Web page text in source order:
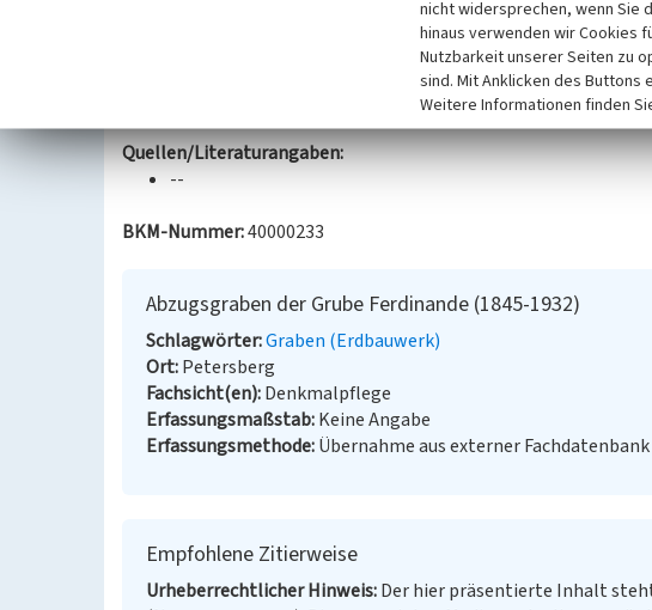
Quellen/Literaturangaben:
--
BKM-Nummer:40000233
Abzugsgraben der Grube Ferdinande (1845-1932)
Schlagwörter Graben (Erdbauwerk)
Ort Petersberg
Fachsicht(en) Denkmalpflege
Erfassungsmaßstab Keine Angabe
Erfassungsmethode Übernahme aus externer Fachdatenbank
Empfohlene Zitierweise
Urheberrechtlicher Hinweis Der hier präsentierte Inhalt
nicht widersprechen, wenn Sie
hinaus verwenden wir Cookies
Nutzbarkeit unserer Seiten zu
sind. Mit Anklicken des Buttons
Weitere Informationen finden